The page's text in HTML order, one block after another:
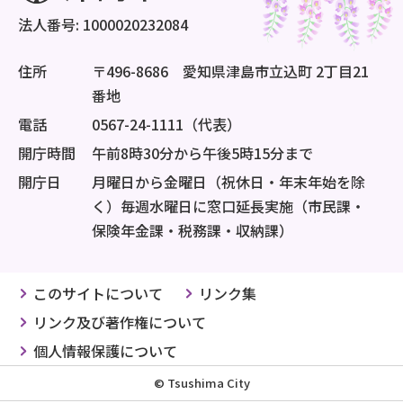
法人番号: 1000020232084
住所
〒496-8686 愛知県津島市立込町 2丁目21
番地
電話
0567-24-1111（代表）
開庁時間
午前8時30分から午後5時15分まで
開庁日
月曜日から金曜日（祝休日・年末年始を除
く）毎週水曜日に窓口延長実施（市民課・
保険年金課・税務課・収納課）
このサイトについて
リンク集
リンク及び著作権について
個人情報保護について
© Tsushima City